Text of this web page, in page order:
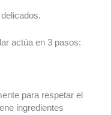
actúa en 3 pasos:
para respetar el
ingredientes